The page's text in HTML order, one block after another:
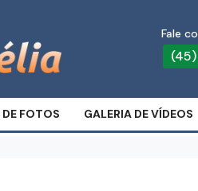
Fale
FOTOS GALERIA DE VÍDEOS